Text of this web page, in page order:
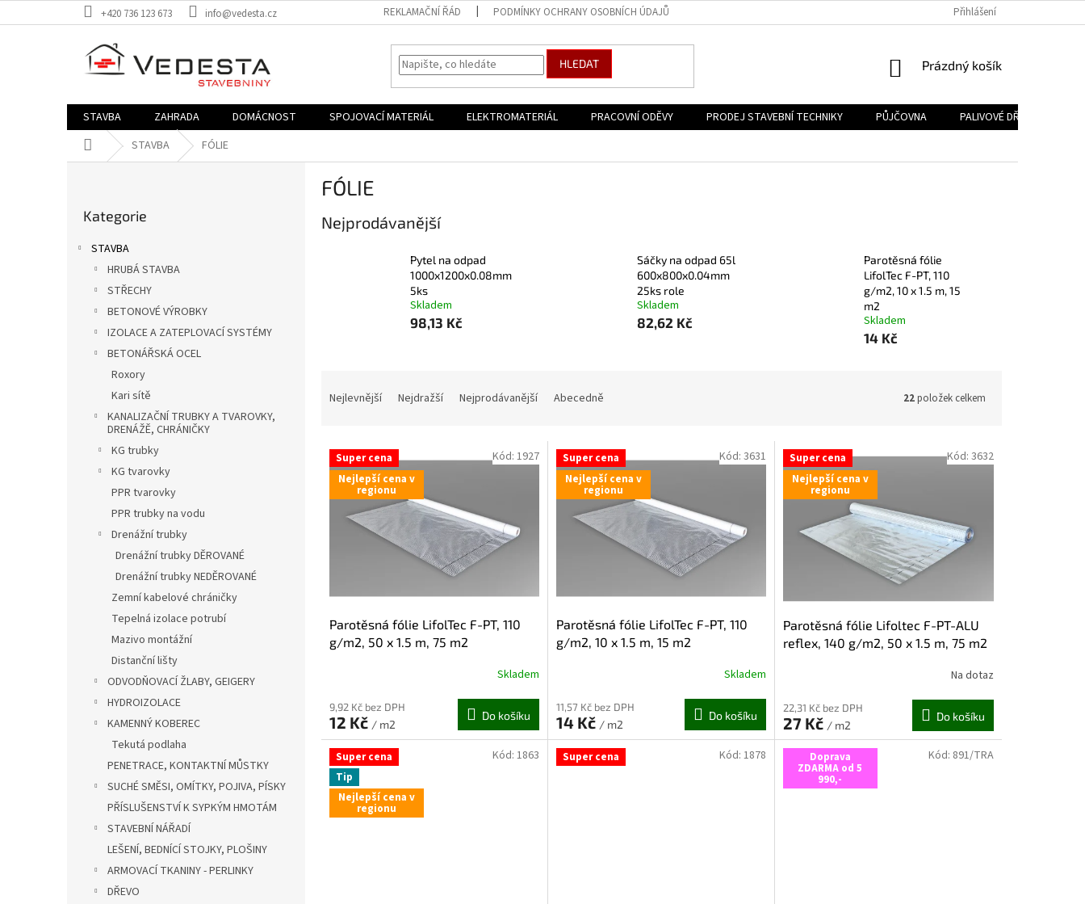
na
+420 736 123 673 info@vedesta.cz REKLAMAČNÍ ŘÁD PODMÍNKY OCHRANY OSOBNÍCH ÚDAJŮ Přihlášení
HLEDAT
NÁKUPNÍ
Prázdný košík
STAVBA ZAHRADA DOMÁCNOST SPOJOVACÍ MATERIÁL ELEKTROMATERIÁL PRACOVNÍ ODĚVY PRODEJ STAVEBNÍ TECHNIKY PŮJČOVNA PALIVOVÉ DŘEVO
Domů STAVBA FÓLIE
kategorie
Kategorie
STAVBA
HRUBÁ STAVBA
STŘECHY
BETONOVÉ VÝROBKY
IZOLACE A ZATEPLOVACÍ SYSTÉMY
BETONÁŘSKÁ OCEL
Roxory
Kari sítě
KANALIZAČNÍ TRUBKY A TVAROVKY,
DRENÁŽĚ, CHRÁNIČKY
KG trubky
KG tvarovky
PPR tvarovky
PPR trubky na vodu
Drenážní trubky
Drenážní trubky DĚROVANÉ
Drenážní trubky NEDĚROVANÉ
Zemní kabelové chráničky
Tepelná izolace potrubí
Mazivo montážní
Distanční lišty
ODVODŇOVACÍ ŽLABY, GEIGERY
HYDROIZOLACE
KAMENNÝ KOBEREC
Tekutá podlaha
PENETRACE, KONTAKTNÍ MŮSTKY
SUCHÉ SMĚSI, OMÍTKY, POJIVA, PÍSKY
PŘÍSLUŠENSTVÍ K SYPKÝM HMOTÁM
STAVEBNÍ NÁŘADÍ
LEŠENÍ, BEDNÍCÍ STOJKY, PLOŠINY
ARMOVACÍ TKANINY - PERLINKY
DŘEVO
FÓLIE
Nejprodávanější
Pytel na odpad
1000x1200x0.08mm
5ks
Skladem
98,13 Kč
Sáčky na odpad 65l
600x800x0.04mm
25ks role
Skladem
82,62 Kč
Parotěsná fólie
LifolTec F-PT, 110
g/m2, 10 x 1.5 m, 15
m2
Skladem
14 Kč
n
Nejlevnější Nejdražší Nejprodávanější Abecedně 22položek celkem
V Super cena
Nejlepší cena v
regionu
Parotěsná fólie LifolTec F-PT, 110
g/m2, 50 x 1.5 m, 75 m2
Skladem
9,92 Kč bez DPH
12 Kč / m2
Do košíku
Kód: 1927
Super cena
Nejlepší cena v
regionu
Parotěsná fólie LifolTec F-PT, 110
g/m2, 10 x 1.5 m, 15 m2
Skladem
11,57 Kč bez DPH
14 Kč / m2
Do košíku
Kód: 3631
Super cena
Nejlepší cena v
regionu
Parotěsná fólie Lifoltec F-PT-ALU
reflex, 140 g/m2, 50 x 1.5 m, 75 m2
Na dotaz
22,31 Kč bez DPH
27 Kč / m2
Do košíku
Kód: 3632
Super cena
Tip
Nejlepší cena v
regionu
Kód: 1863 Super cena Kód: 1878 Doprava
ZDARMA od 5
990,-
Kód: 891/TRA